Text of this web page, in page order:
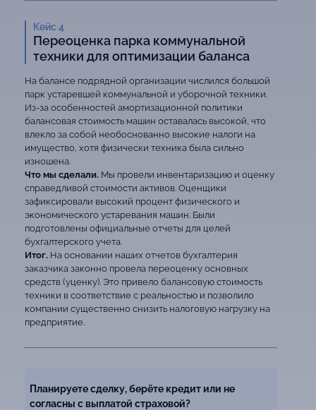
Кейс 4
Переоценка парка коммунальной
техники для оптимизации баланса
На балансе подрядной организации числился большой
парк устаревшей коммунальной и уборочной техники.
Из-за особенностей амортизационной политики
балансовая стоимость машин оставалась высокой, что
влекло за собой необоснованно высокие налоги на
имущество, хотя физически техника была сильно
изношена.
Что мы сделали.Мы провели инвентаризацию и оценку
справедливой стоимости активов. Оценщики
зафиксировали высокий процент физического и
экономического устаревания машин. Были
подготовлены официальные отчеты для целей
бухгалтерского учета.
Итог.На основании наших отчетов бухгалтерия
заказчика законно провела переоценку основных
средств (уценку). Это привело балансовую стоимость
техники в соответствие с реальностью и позволило
компании существенно снизить налоговую нагрузку на
предприятие.
Планируете сделку, берёте кредит или не
согласны с выплатой страховой?